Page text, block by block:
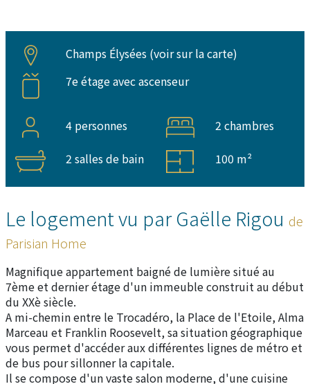
Champs Élysées (voir sur la carte)
7e étage avec ascenseur
4 personnes
2 chambres
2 salles de bain
100 m²
Le logement vu par Gaëlle Rigou de
Parisian Home
Magnifique appartement baigné de lumière situé au
7ème et dernier étage d'un immeuble construit au début
du XXè siècle.
A mi-chemin entre le Trocadéro, la Place de l'Etoile, Alma
Marceau et Franklin Roosevelt, sa situation géographique
vous permet d'accéder aux différentes lignes de métro et
de bus pour sillonner la capitale.
Il se compose d'un vaste salon moderne, d'une cuisine